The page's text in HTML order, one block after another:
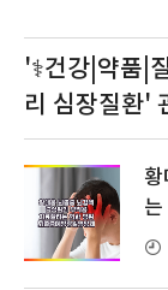
'⚕️건강|약품|
리 심장질환'
는